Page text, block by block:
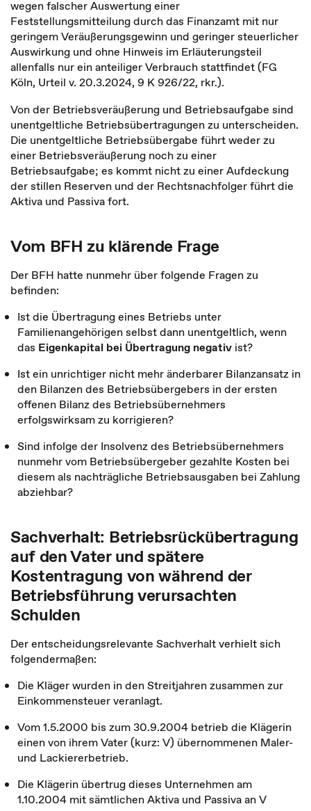
wegen falscher Auswertung einer
Feststellungsmitteilung durch das Finanzamt mit nur
geringem Veräußerungsgewinn und geringer steuerlicher
Auswirkung und ohne Hinweis im Erläuterungsteil
allenfalls nur ein anteiliger Verbrauch stattfindet (FG
Köln, Urteil v. 20.3.2024, 9 K 926/22, rkr.).
Von der Betriebsveräußerung und Betriebsaufgabe sind
unentgeltliche Betriebsübertragungen zu unterscheiden.
Die unentgeltliche Betriebsübergabe führt weder zu
einer Betriebsveräußerung noch zu einer
Betriebsaufgabe; es kommt nicht zu einer Aufdeckung
der stillen Reserven und der Rechtsnachfolger führt die
Aktiva und Passiva fort.
Vom BFH zu klärende Frage
Der BFH hatte nunmehr über folgende Fragen zu
befinden:
Ist die Übertragung eines Betriebs unter
Familienangehörigen selbst dann unentgeltlich, wenn
das Eigenkapital bei Übertragung negativ ist?
Ist ein unrichtiger nicht mehr änderbarer Bilanzansatz in
den Bilanzen des Betriebsübergebers in der ersten
offenen Bilanz des Betriebsübernehmers
erfolgswirksam zu korrigieren?
Sind infolge der Insolvenz des Betriebsübernehmers
nunmehr vom Betriebsübergeber gezahlte Kosten bei
diesem als nachträgliche Betriebsausgaben bei Zahlung
abziehbar?
Sachverhalt: Betriebsrückübertragung
auf den Vater und spätere
Kostentragung von während der
Betriebsführung verursachten
Schulden
Der entscheidungsrelevante Sachverhalt verhielt sich
folgendermaßen:
Die Kläger wurden in den Streitjahren zusammen zur
Einkommensteuer veranlagt.
Vom 1.5.2000 bis zum 30.9.2004 betrieb die Klägerin
einen von ihrem Vater (kurz: V) übernommenen Maler-
und Lackiererbetrieb.
Die Klägerin übertrug dieses Unternehmen am
1.10.2004 mit sämtlichen Aktiva und Passiva an V